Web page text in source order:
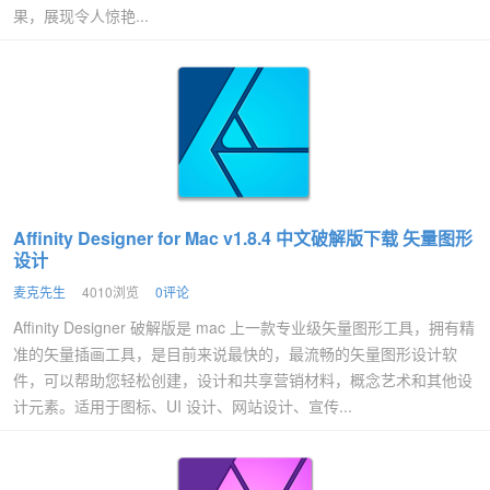
果，展现令人惊艳...
Affinity Designer for Mac v1.8.4 中文破解版下载 矢量图形
设计
麦克先生 4010浏览 0评论
Affinity Designer 破解版是 mac 上一款专业级矢量图形工具，拥有精
准的矢量插画工具，是目前来说最快的，最流畅的矢量图形设计软
件，可以帮助您轻松创建，设计和共享营销材料，概念艺术和其他设
计元素。适用于图标、UI 设计、网站设计、宣传...